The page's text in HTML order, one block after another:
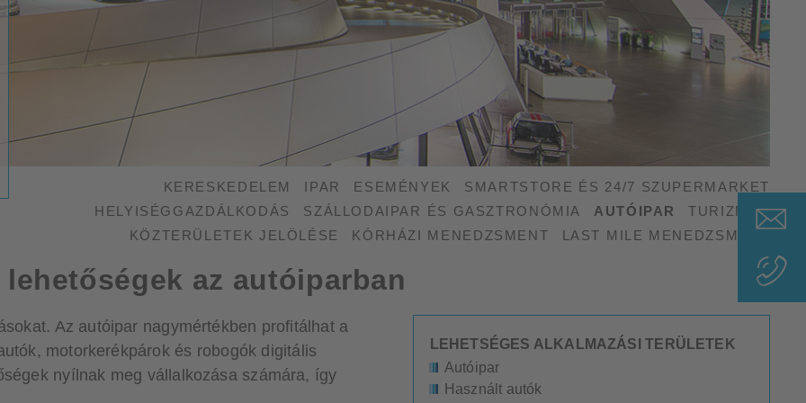
KERESKEDELEM IPAR ESEMÉNYEK
SMARTSTORE ÉS 24/7 SZUPERMARKET
HELYISÉGGAZDÁLKODÁS
SZÁLLODAIPAR ÉS GASZTRONÓMIA AUTÓIPAR
TURIZMUS
KÖZTERÜLETEK JELÖLÉSE
KÓRHÁZI MENEDZSMENT LAST MILE MENEDZSMENT
az autóiparban
Az autóipar nagymértékben profitálhat a
motorkerékpárok és robogók digitális
nyílnak meg vállalkozása számára, így
LEHETSÉGES ALKALMAZÁSI TERÜLETEK
Autóipar
Használt autók